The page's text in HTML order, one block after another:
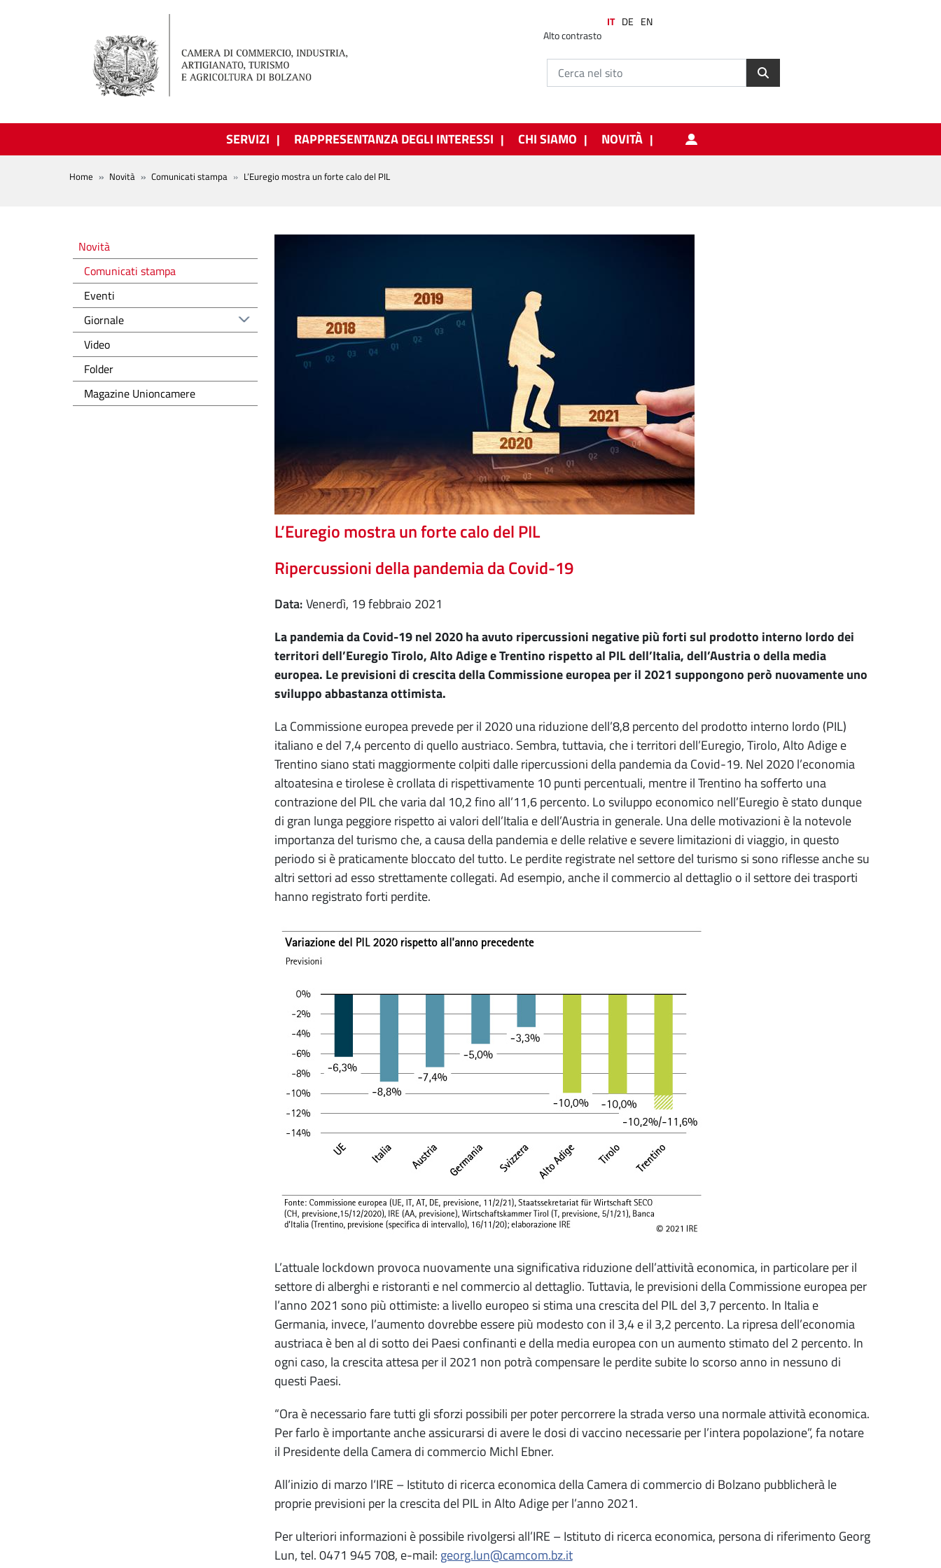
Alto contrasto
IT DE EN
SERVIZI RAPPRESENTANZA DEGLI INTERESSI CHI SIAMO NOVITÀ
BREADCRUMB
Home Novità Comunicati stampa L’Euregio mostra un forte calo del PIL
L’Euregio mostra un forte calo del PIL
Ripercussioni della pandemia da Covid-19
Data
venerdì, 19 febbraio 2021
La pandemia da Covid-19 nel 2020 ha avuto ripercussioni negative più forti sul prodotto interno lordo dei
territori dell’Euregio Tirolo, Alto Adige e Trentino rispetto al PIL dell’Italia, dell’Austria o della media
europea. Le previsioni di crescita della Commissione europea per il 2021 suppongono però nuovamente uno
sviluppo abbastanza ottimista.
La Commissione europea prevede per il 2020 una riduzione dell’8,8 percento del prodotto interno lordo (PIL)
italiano e del 7,4 percento di quello austriaco. Sembra, tuttavia, che i territori dell’Euregio, Tirolo, Alto Adige e
Trentino siano stati maggiormente colpiti dalle ripercussioni della pandemia da Covid-19. Nel 2020 l’economia
altoatesina e tirolese è crollata di rispettivamente 10 punti percentuali, mentre il Trentino ha sofferto una
contrazione del PIL che varia dal 10,2 fino all’11,6 percento. Lo sviluppo economico nell’Euregio è stato dunque
di gran lunga peggiore rispetto ai valori dell’Italia e dell’Austria in generale. Una delle motivazioni è la notevole
importanza del turismo che, a causa della pandemia e delle relative e severe limitazioni di viaggio, in questo
periodo si è praticamente bloccato del tutto. Le perdite registrate nel settore del turismo si sono riflesse anche su
altri settori ad esso strettamente collegati. Ad esempio, anche il commercio al dettaglio o il settore dei trasporti
hanno registrato forti perdite.
L’attuale lockdown provoca nuovamente una significativa riduzione dell’attività economica, in particolare per il
settore di alberghi e ristoranti e nel commercio al dettaglio. Tuttavia, le previsioni della Commissione europea per
l’anno 2021 sono più ottimiste: a livello europeo si stima una crescita del PIL del 3,7 percento. In Italia e
Germania, invece, l’aumento dovrebbe essere più modesto con il 3,4 e il 3,2 percento. La ripresa dell’economia
austriaca è ben al di sotto dei Paesi confinanti e della media europea con un aumento stimato del 2 percento. In
ogni caso, la crescita attesa per il 2021 non potrà compensare le perdite subite lo scorso anno in nessuno di
questi Paesi.
“Ora è necessario fare tutti gli sforzi possibili per poter percorrere la strada verso una normale attività economica.
Per farlo è importante anche assicurarsi di avere le dosi di vaccino necessarie per l’intera popolazione”, fa notare
il Presidente della Camera di commercio Michl Ebner.
All’inizio di marzo l‘IRE – Istituto di ricerca economica della Camera di commercio di Bolzano pubblicherà le
proprie previsioni per la crescita del PIL in Alto Adige per l’anno 2021.
Per ulteriori informazioni è possibile rivolgersi all’IRE – Istituto di ricerca economica, persona di riferimento Georg
Lun, tel. 0471 945 708, e-mail: georg.lun@camcom.bz.it
Novità
Novità
Comunicati stampa
Eventi
Giornale
Video
Folder
Magazine Unioncamere